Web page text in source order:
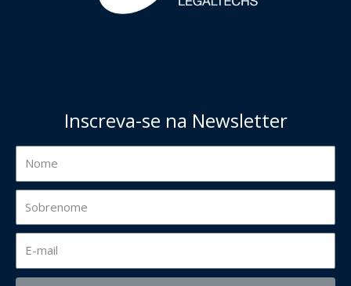
Inscreva-se na Newsletter